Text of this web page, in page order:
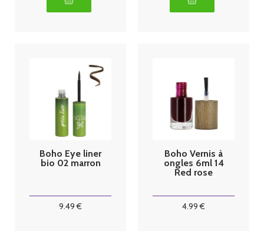
Boho Eye liner
bio 02 marron
9.49 €
Boho Vernis à
ongles 6ml 14
Red rose
4.99 €